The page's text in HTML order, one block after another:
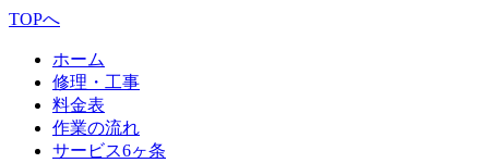
TOPへ
ホーム
修理・工事
料金表
作業の流れ
サービス6ヶ条